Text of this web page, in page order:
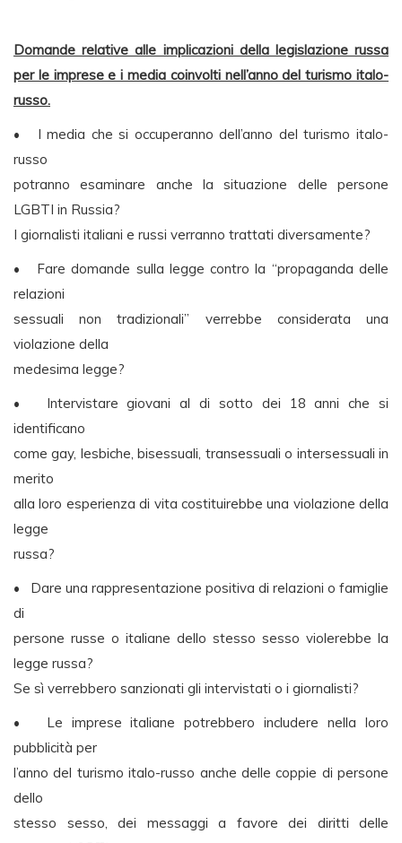
Domande relative alle implicazioni della legislazione russa
per le imprese e i media coinvolti nell’anno del turismo italo-
russo.
• I media che si occuperanno dell’anno del turismo italo-
russo
potranno esaminare anche la situazione delle persone
LGBTI in Russia?
I giornalisti italiani e russi verranno trattati diversamente?
• Fare domande sulla legge contro la “propaganda delle
relazioni
sessuali non tradizionali” verrebbe considerata una
violazione della
medesima legge?
• Intervistare giovani al di sotto dei 18 anni che si
identificano
come gay, lesbiche, bisessuali, transessuali o intersessuali in
merito
alla loro esperienza di vita costituirebbe una violazione della
legge
russa?
• Dare una rappresentazione positiva di relazioni o famiglie
di
persone russe o italiane dello stesso sesso violerebbe la
legge russa?
Se sì verrebbero sanzionati gli intervistati o i giornalisti?
• Le imprese italiane potrebbero includere nella loro
pubblicità per
l’anno del turismo italo-russo anche delle coppie di persone
dello
stesso sesso, dei messaggi a favore dei diritti delle